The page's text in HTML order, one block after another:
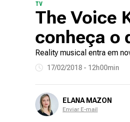
TV
The Voice
conheça o
Reality musical entra em
17/02/2018 - 12h00min
ELANA MAZON
Enviar E-mail